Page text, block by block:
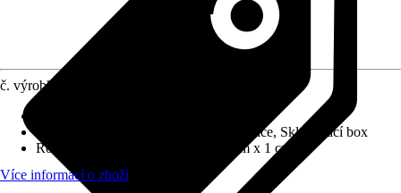
č. výrobku
Úschovný box, Třídící krabice, Skladovací box
Rozměry (ŠxVxH)
10.9 cm x 5.3 cm x 1 cm
Více informací o zboží